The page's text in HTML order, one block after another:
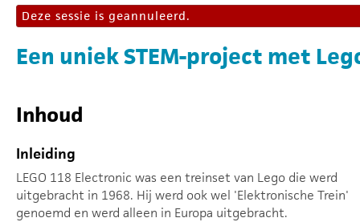
Deze sessie is geannuleerd.
Een uniek STEM-project met
Inhoud
Inleiding
LEGO 118 Electronic was een treinset van Lego die werd
uitgebracht in 1968. Hij werd ook wel 'Elektronische Trein'
genoemd en werd alleen in Europa uitgebracht.